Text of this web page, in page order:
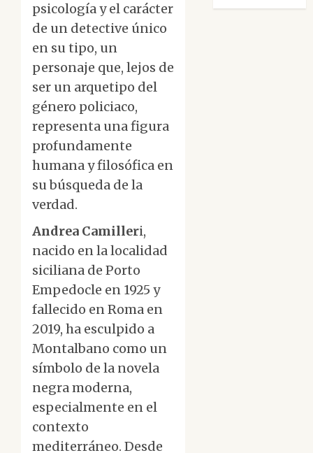
psicología y el carácter
de un detective único
en su tipo, un
personaje que, lejos de
ser un arquetipo del
género policiaco,
representa una figura
profundamente
humana y filosófica en
su búsqueda de la
verdad.
Andrea Camilleri,
nacido en la localidad
siciliana de Porto
Empedocle en 1925 y
fallecido en Roma en
2019, ha esculpido a
Montalbano como un
símbolo de la novela
negra moderna,
especialmente en el
contexto
mediterráneo. Desde